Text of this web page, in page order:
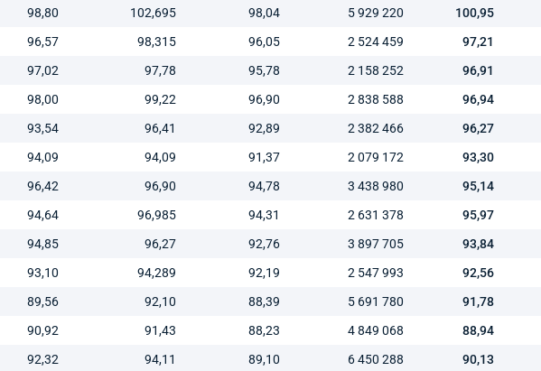
98,80 102,695 98,04 5 929 220 100,95
96,57 98,315 96,05 2 524 459 97,21
97,02 97,78 95,78 2 158 252 96,91
98,00 99,22 96,90 2 838 588 96,94
93,54 96,41 92,89 2 382 466 96,27
94,09 94,09 91,37 2 079 172 93,30
96,42 96,90 94,78 3 438 980 95,14
94,64 96,985 94,31 2 631 378 95,97
94,85 96,27 92,76 3 897 705 93,84
93,10 94,289 92,19 2 547 993 92,56
89,56 92,10 88,39 5 691 780 91,78
90,92 91,43 88,23 4 849 068 88,94
92,32 94,11 89,10 6 450 288 90,13